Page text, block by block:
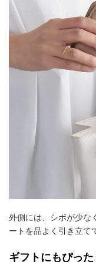
外側には、シボが少な
ートを品よく引き立て
ギフトにもぴっ